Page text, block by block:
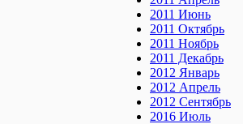
2011 Июнь
2011 Октябрь
2011 Ноябрь
2011 Декабрь
2012 Январь
2012 Апрель
2012 Сентябрь
2016 Июль